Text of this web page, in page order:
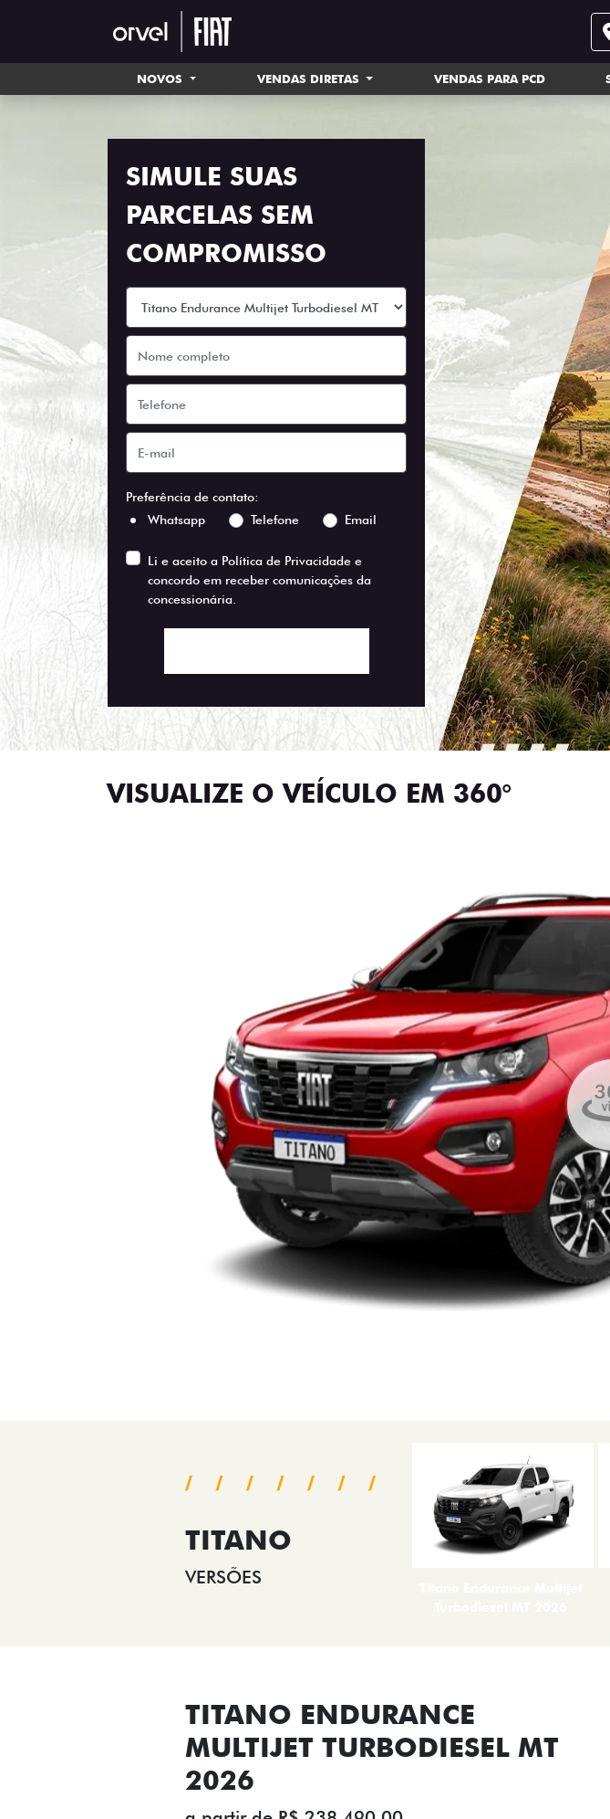
NOVOS VENDAS DIRETAS VENDAS PARA PCD
SIMULE SUAS
PARCELAS SEM
COMPROMISSO
Preferência de contato:
Whatsapp
Telefone Email
Li e aceito a Política de Privacidade e
concordo em receber comunicações da
concessionária.
VISUALIZE O VEÍCULO EM 360°
TITANO
VERSÕES
TITANO ENDURANCE
MULTIJET TURBODIESEL MT
2026